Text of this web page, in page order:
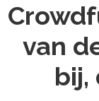
van
bij,